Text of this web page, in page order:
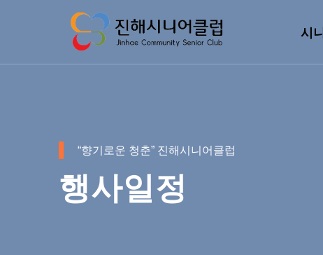
시
“향기로운 청춘” 진해시니어클럽
행사일정